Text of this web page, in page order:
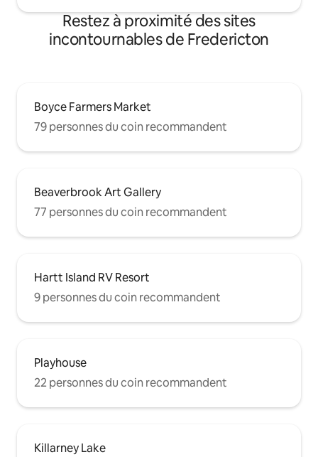
Restez à proximité des sites
incontournables de Fredericton
Boyce Farmers Market
79 personnes du coin recommandent
Beaverbrook Art Gallery
77 personnes du coin recommandent
Hartt Island RV Resort
9 personnes du coin recommandent
Playhouse
22 personnes du coin recommandent
Killarney Lake